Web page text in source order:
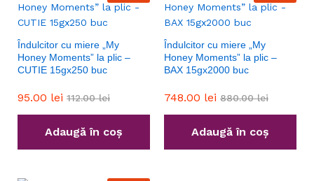
Îndulcitor cu miere „My
Honey Moments” la plic –
CUTIE 15gx250 buc
95.00 lei 112.00lei
Adaugă în coș
Îndulcitor cu miere „My
Honey Moments” la plic –
BAX 15gx2000 buc
748.00 lei 880.00lei
Adaugă în coș